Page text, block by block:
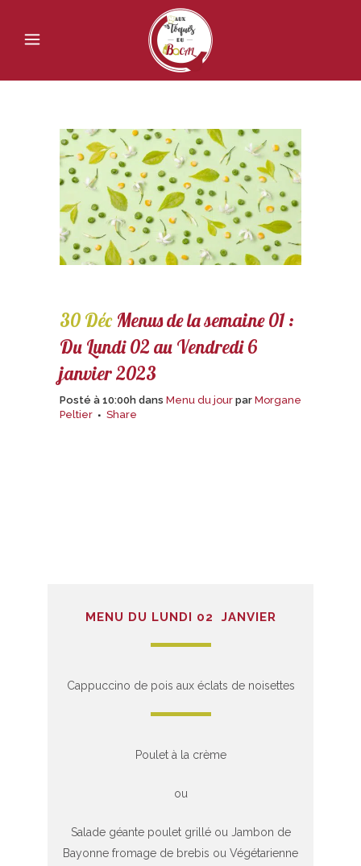
30 DécMenus de la semaine 01 :
Du Lundi 02 au Vendredi 6
janvier 2023
Posté à 10:00h dans Menu du jour par Morgane
Peltier
Share
MENU DU LUNDI 02 JANVIER
Cappuccino de pois aux éclats de noisettes
Poulet à la crème
ou
Salade géante poulet grillé ou Jambon de
Bayonne fromage de brebis ou Végétarienne